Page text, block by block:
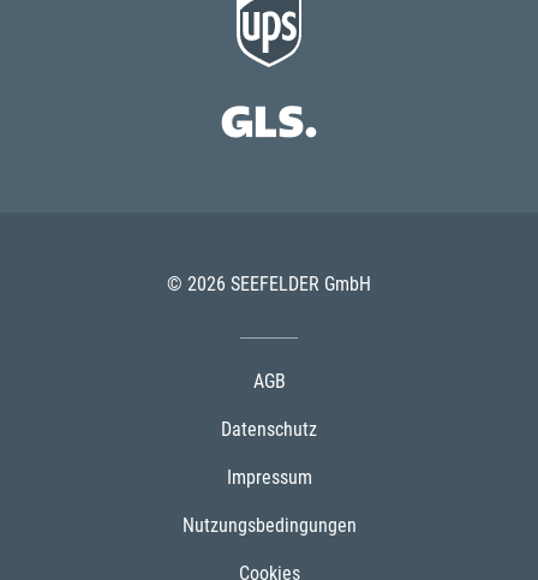
© 2026 SEEFELDER GmbH
AGB
Datenschutz
Impressum
Nutzungsbedingungen
Cookies